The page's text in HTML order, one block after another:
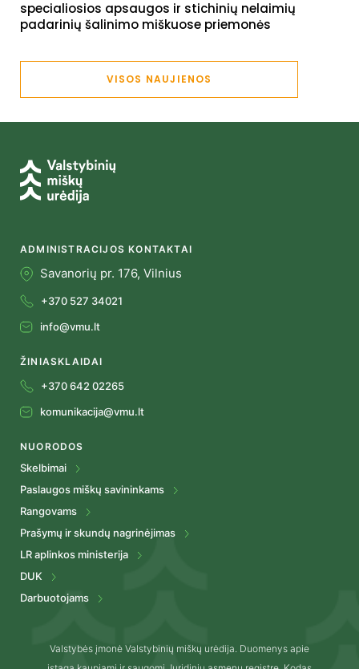
specialiosios apsaugos ir stichinių nelaimių
padarinių šalinimo miškuose priemonės
VISOS NAUJIENOS
ADMINISTRACIJOS KONTAKTAI
Savanorių pr. 176, Vilnius
+370 527 34021
info@vmu.lt
ŽINIASKLAIDAI
+370 642 02265
komunikacija@vmu.lt
NUORODOS
Skelbimai
Paslaugos miškų savininkams
Rangovams
Prašymų ir skundų nagrinėjimas
LR aplinkos ministerija
DUK
Darbuotojams
Valstybės įmonė Valstybinių miškų urėdija. Duomenys apie